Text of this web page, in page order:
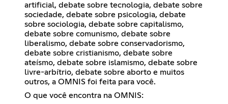
artificial, debate sobre tecnologia, debate sobre
sociedade, debate sobre psicologia, debate
sobre sociologia, debate sobre capitalismo,
debate sobre comunismo, debate sobre
liberalismo, debate sobre conservadorismo,
debate sobre cristianismo, debate sobre
ateísmo, debate sobre islamismo, debate sobre
livre-arbítrio, debate sobre aborto e muitos
outros, a OMNIS foi feita para você.
O que você encontra na OMNIS: